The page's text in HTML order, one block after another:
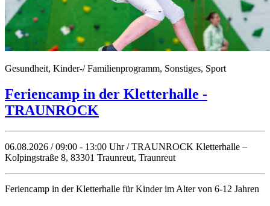
Gesundheit, Kinder-/ Familienprogramm, Sonstiges, Sport
Feriencamp in der Kletterhalle -
TRAUNROCK
06.08.2026 / 09:00 - 13:00 Uhr / TRAUNROCK Kletterhalle –
Kolpingstraße 8, 83301 Traunreut, Traunreut
Feriencamp in der Kletterhalle für Kinder im Alter von 6-12 Jahren